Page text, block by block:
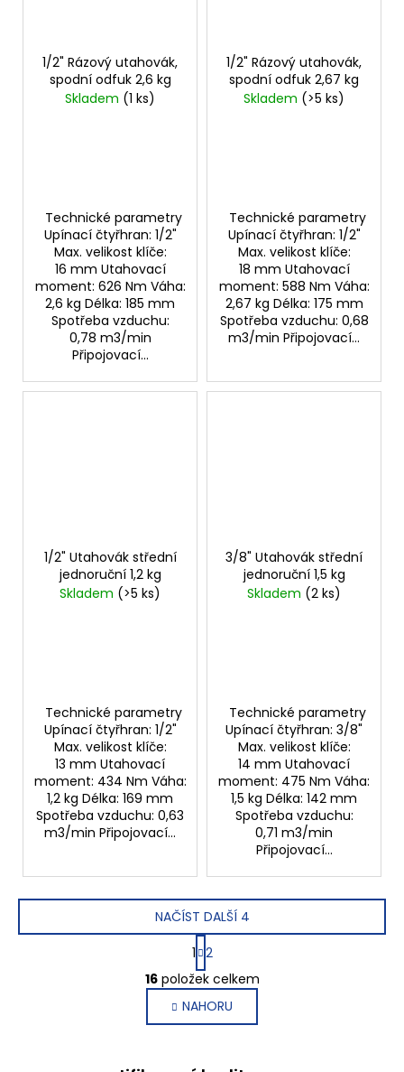
1/2" Rázový utahovák,
spodní odfuk 2,6 kg
Skladem (1 ks)
Technické parametry
Upínací čtyřhran: 1/2"
Max. velikost klíče:
16 mm Utahovací
moment: 626 Nm Váha:
2,6 kg Délka: 185 mm
Spotřeba vzduchu:
0,78 m3/min
Připojovací...
1/2" Rázový utahovák,
spodní odfuk 2,67 kg
Skladem (>5 ks)
Technické parametry
Upínací čtyřhran: 1/2"
Max. velikost klíče:
18 mm Utahovací
moment: 588 Nm Váha:
2,67 kg Délka: 175 mm
Spotřeba vzduchu: 0,68
m3/min Připojovací...
1/2" Utahovák střední
jednoruční 1,2 kg
Skladem (>5 ks)
Technické parametry
Upínací čtyřhran: 1/2"
Max. velikost klíče:
13 mm Utahovací
moment: 434 Nm Váha:
1,2 kg Délka: 169 mm
Spotřeba vzduchu: 0,63
m3/min Připojovací...
3/8" Utahovák střední
jednoruční 1,5 kg
Skladem (2 ks)
Technické parametry
Upínací čtyřhran: 3/8"
Max. velikost klíče:
14 mm Utahovací
moment: 475 Nm Váha:
1,5 kg Délka: 142 mm
Spotřeba vzduchu:
0,71 m3/min
Připojovací...
O
v
l
á
NAČÍST DALŠÍ 4
S
t
r
á
n
k
1 2
16položek celkem
NAHORU